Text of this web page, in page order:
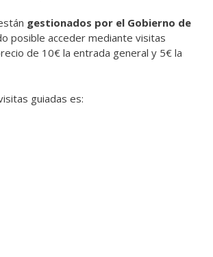
gestionados por el Gobierno de
posible acceder mediante visitas
de 10€ la entrada general y 5€ la
guiadas es: